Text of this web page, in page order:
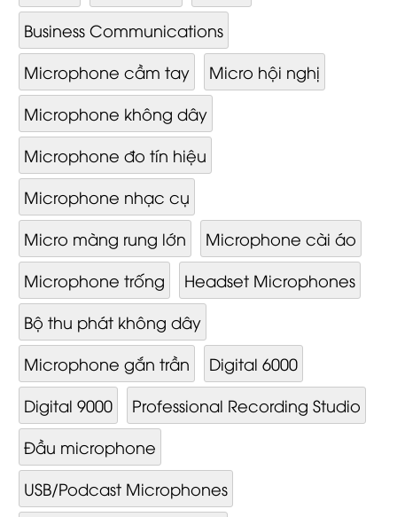
Business Communications
Microphone cầm tay
Micro hội nghị
Microphone không dây
Microphone đo tín hiệu
Microphone nhạc cụ
Micro màng rung lớn
Microphone cài áo
Microphone trống
Headset Microphones
Bộ thu phát không dây
Microphone gắn trần
Digital 6000
Digital 9000
Professional Recording Studio
Đầu microphone
USB/Podcast Microphones